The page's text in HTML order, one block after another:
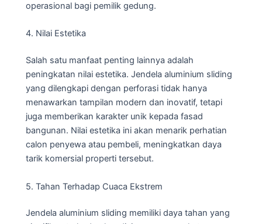
operasional bagi pemilik gedung.
4. Nilai Estetika
Salah satu manfaat penting lainnya adalah
peningkatan nilai estetika. Jendela aluminium sliding
yang dilengkapi dengan perforasi tidak hanya
menawarkan tampilan modern dan inovatif, tetapi
juga memberikan karakter unik kepada fasad
bangunan. Nilai estetika ini akan menarik perhatian
calon penyewa atau pembeli, meningkatkan daya
tarik komersial properti tersebut.
5. Tahan Terhadap Cuaca Ekstrem
Jendela aluminium sliding memiliki daya tahan yang